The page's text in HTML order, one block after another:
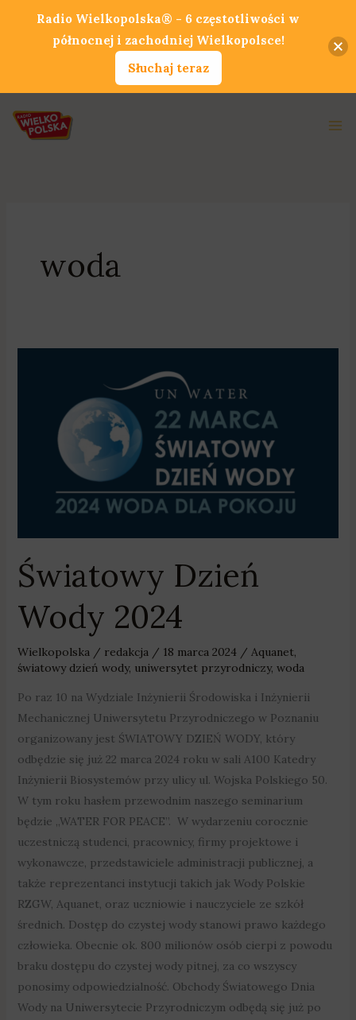
woda
Światowy Dzień
Wody 2024
Wielkopolska/ redakcja / 18 marca 2024 / Aquanet,
światowy dzień wody, uniwersytet przyrodniczy, woda
Po raz 10 na Wydziale Inżynierii Środowiska i Inżynierii
Mechanicznej Uniwersytetu Przyrodniczego w Poznaniu
organizowany jest ŚWIATOWY DZIEŃ WODY, który
odbędzie się już 22 marca 2024 roku w sali A100 Katedry
Inżynierii Biosystemów przy ulicy ul. Wojska Polskiego 50.
W tym roku hasłem przewodnim naszego seminarium
będzie „WATER FOR PEACE”. W wydarzeniu corocznie
uczestniczą studenci, pracownicy, firmy projektowe i
wykonawcze, przedstawiciele administracji publicznej, a
także reprezentanci instytucji takich jak Wody Polskie
RZGW, Aquanet, oraz uczniowie i nauczyciele ze szkół
średnich. Dostęp do czystej wody stanowi prawo każdego
człowieka. Obecnie ok. 800 milionów osób cierpi z powodu
braku dostępu do czystej wody pitnej, za co wszyscy
ponosimy odpowiedzialność. Obchody Światowego Dnia
Wody na Uniwersytecie Przyrodniczym odbędą się już po
Radio Wielkopolska® - 6 częstotliwości w
północnej i zachodniej Wielkopolsce!
Słuchaj teraz